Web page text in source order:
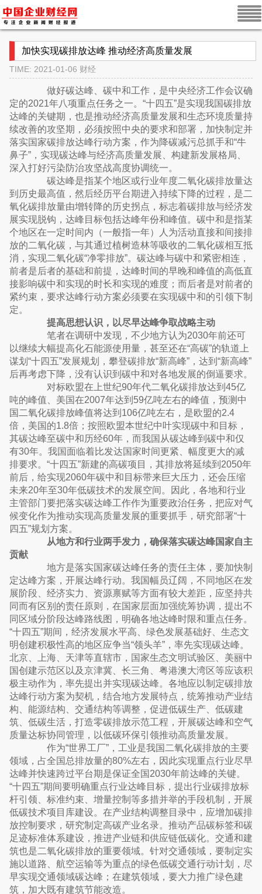
加快实现碳排放达峰 推动经济高质量发展
TIME: 2021-01-06 财经
做好碳达峰、碳中和工作，是中央经济工作会议确
定的2021年八项重点任务之一。“十四五”是实现我国碳排放
达峰的关键期，也是推动经济高质量发展和生态环境质量持
续改善的攻坚期，必须按照中央的要求和部署，加快制定并
落实国家碳排放达峰行动方案，作为降碳减污总抓手和“牛
鼻子”，实现碳达峰与经济高质量发展、构建新发展格局、
深入打好污染防治攻坚战高度协调统一。
碳达峰是指某个地区或行业年度二氧化碳排放量达
到历史最高值，然后经历平台期进入持续下降的过程，是二
氧化碳排放量由增转降的历史拐点，标志着碳排放与经济发
展实现脱钩，达峰目标包括达峰年份和峰值。碳中和是指某
个地区在一定时间内（一般指一年）人为活动直接和间接排
放的二氧化碳，与其通过植树造林等吸收的二氧化碳相互抵
消，实现二氧化碳“净零排放”。碳达峰与碳中和紧密相连，
前者是后者的基础和前提，达峰时间的早晚和峰值的高低直
接影响碳中和实现的时长和实现的难度；而后者是对前者的
紧约束，要求达峰行动方案必须要在实现碳中和的引领下制
定。
提高思想认识，以尽早达峰争取战略主动
笔者在调研中发现，不少地方认为2030年前还可
以继续大幅提高化石能源使用量，甚至还在“高碳”的轨道上
谋划“十四五”发展规划，攀登碳排放“新高峰”，达到“新高峰”
后再考虑下降，没有认识到碳中和对各地发展的倒逼要求。
对标欧盟在上世纪90年代二氧化碳排放达到45亿
吨的峰值、美国在2007年达到59亿吨左右的峰值，预测中
国二氧化碳排放峰值将达到106亿吨左右，是欧盟的2.4
倍，美国的1.8倍；按照欧盟本世纪中叶实现碳中和目标，
其碳达峰至碳中和历经60年，而我国从碳达峰到碳中和仅
有30年。我国面临着比发达国家时间更紧、幅度更大的减
排要求。“十四五”新建的高碳项目，其排放将延续到2050年
前后，给实现2060年碳中和目标带来巨大压力，还会压缩
未来20年至30年低碳技术的发展空间。因此，各地和行业
主管部门要把落实碳达峰工作作为重要政治任务，把应对气
候变化作为推动实现高质量发展的重要抓手，研究部署“十
四五”规划方案。
从地方和行业两手发力，确保落实碳达峰国家自主
贡献
地方是落实国家碳达峰任务的责任主体，要加快制
定达峰方案，开展达峰行动。我国幅员辽阔，不同地区在发
展阶段、经济实力、资源禀赋等方面有较大差距，应坚持共
同而有区别的责任原则，在国家层面加强统筹协调，提出不
同区域分阶段达峰路线图，明确各地达峰时限和重点任务。
“十四五”期间，经济发展水平高、绿色发展基础好、生态文
明创建积极性高的地区应争当“领头羊”，率先实现碳达峰。
北京、上海、天津等直辖市，国家生态文明试验区、美丽中
国创建示范区以及京津冀、长三角、粤港澳大湾区等应该积
极主动作为，率先提出并实现碳达峰。各地应以制定碳排放
达峰行动方案为契机，结合地方发展特点，统筹推动产业结
构、能源结构、交通结构等调整，促进低碳生产、低碳建
筑、低碳生活，打造零碳排放示范工程，开展碳达峰和空气
质量达标协同管理，以低碳环保引领推动高质量发展。
作为“世界工厂”，工业是我国二氧化碳排放的主要
领域，占全国总排放量的80%左右，因此实现重点行业尽早
达峰并快速跨过平台期是保证全国2030年前达峰的关键。
“十四五”期间要明确重点行业达峰目标，提出行业碳排放标
杆引领、标准约束、增量控制等多措并举的手段机制，开展
低碳技术项目库建设。在产业结构调整目录中，应增加碳排
放控制要求，研究制定高碳产业名录。推动产品碳标签和碳
足迹标准体系建设，推进产业链和供应链低碳化。交通和建
筑也是二氧化碳排放的重要领域。针对交通领域，要制定实
施以道路、航空运输等为重点的绿色低碳交通行动计划，尽
早实现交通领域碳达峰；在建筑领域，要大力推广绿色建
筑，加大既有建筑节能改造。